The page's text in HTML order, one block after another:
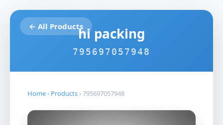
← All Productshi packing
795697057948
Home › Products ›795697057948